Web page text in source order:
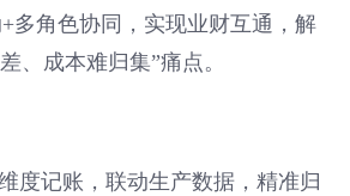
多角色协同，实现业财互通，解
、成本难归集”痛点。
度记账，联动生产数据，精准归